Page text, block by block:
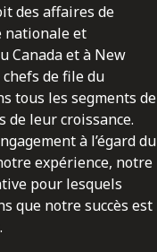
des affaires de
nationale et
Canada et à New
de file du
tous les segments de
de leur croissance.
à l’égard du
expérience, notre
pour lesquels
que notre succès est